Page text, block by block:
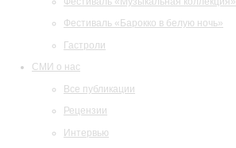
Фестиваль «Барокко в белую ночь»
Гастроли
СМИ о нас
Все публикации
Рецензии
Интервью